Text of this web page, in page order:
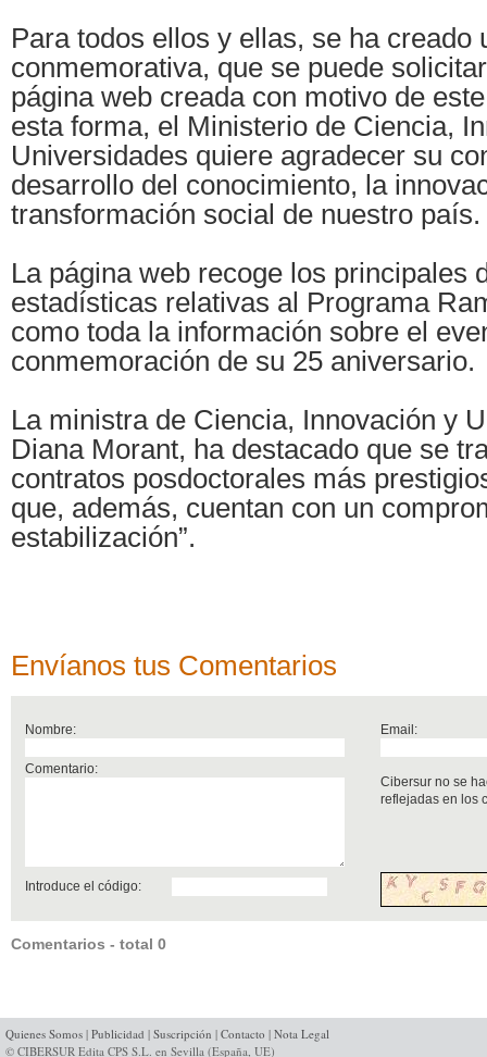
Para todos ellos y ellas, se ha creado
conmemorativa, que se puede
página web creada con motivo de
esta forma, el Ministerio de Ciencia,
Universidades quiere agradecer su
desarrollo del conocimiento, la
transformación social de nuestro país.
La página web recoge los principales
estadísticas relativas al Programa
como toda la información sobre el
conmemoración de su 25 aniversario.
La ministra de Ciencia, Innovación y
Diana Morant, ha destacado que se
contratos posdoctorales más
que, además, cuentan con un
estabilización”.
Envíanos tus Comentarios
Nombre: Email:
Comentario:
Cibersur no se
reflejadas en los
Introduce el código:
Comentarios - total 0
Quienes Somos | Publicidad | Suscripción | Contacto | Nota Legal
© CIBERSUR Edita CPS S.L. en Sevilla (España, UE)